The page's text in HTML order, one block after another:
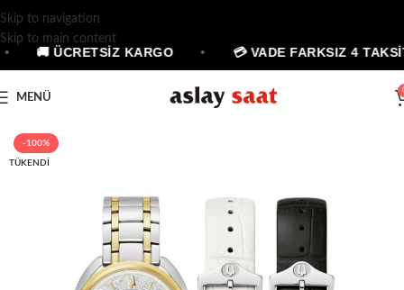
Skip to navigation
Skip to main content
🚚 ÜCRETSİZ KARGO 💳 VADE FARKSIZ 4 TAKSİT
MENÜ
-100%
TÜKENDI